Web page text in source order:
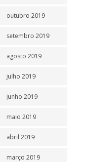
outubro 2019
setembro 2019
agosto 2019
julho 2019
junho 2019
maio 2019
abril 2019
março 2019